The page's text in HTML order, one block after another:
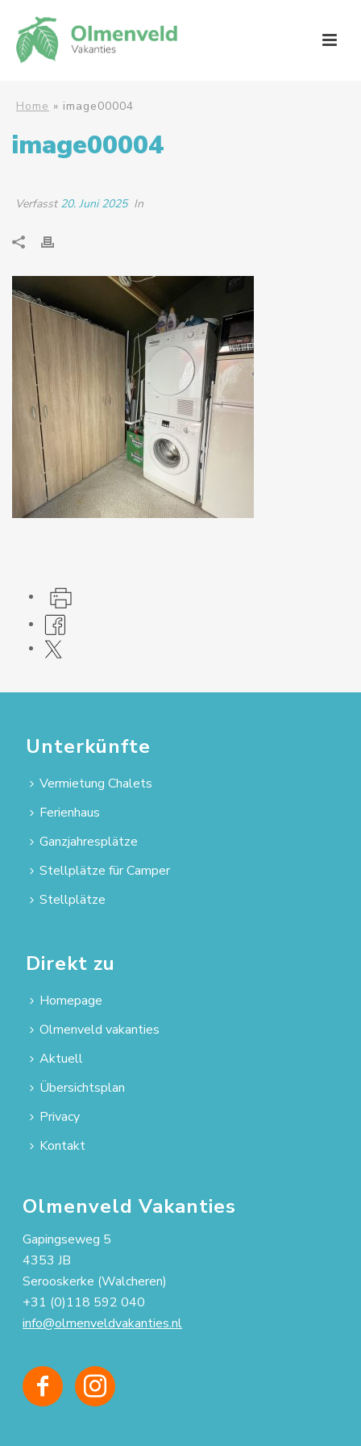
Home » image00004
image00004
Verfasst 20. Juni 2025 In
Unterkünfte
Vermietung Chalets
Ferienhaus
Ganzjahresplätze
Stellplätze für Camper
Stellplätze
Direkt zu
Homepage
Olmenveld vakanties
Aktuell
Übersichtsplan
Privacy
Kontakt
Olmenveld Vakanties
Gapingseweg 5
4353 JB
Serooskerke (Walcheren)
+31 (0)118 592 040
info@olmenveldvakanties.nl